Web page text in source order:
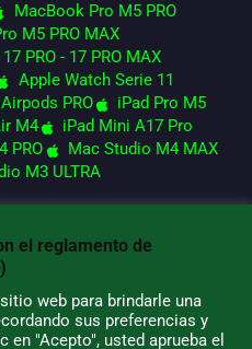
MacBook Pro M5 PRO
M5 PRO MAX
PRO - 17 PRO MAX
Apple Watch Serie 11
Airpods PRO
iPad Pro M5
M4
iPad Mini A17 Pro
PRO
Mac Studio M4 MAX
M3 ULTRA
Informática
el reglamento de
web para brindarle una
sus preferencias y
"Acepto", usted aprueba el